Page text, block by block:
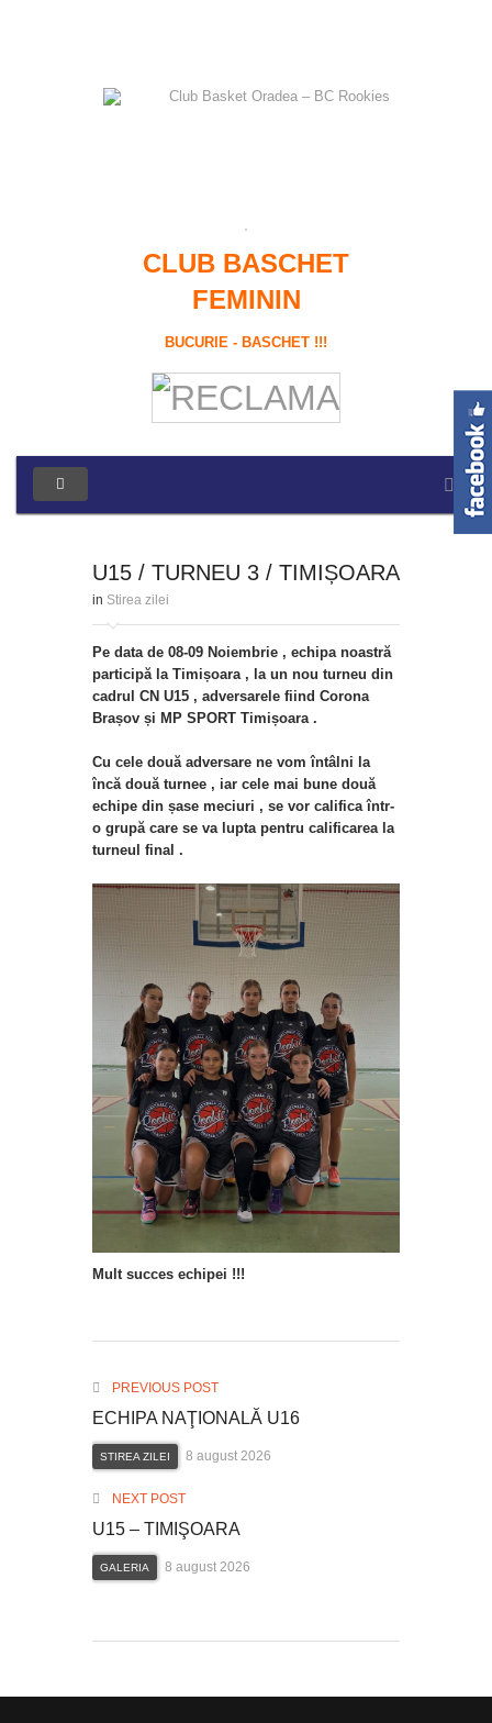
CLUB BASCHET
FEMININ
BUCURIE - BASCHET !!!
U15 / TURNEU 3 / TIMIȘOARA
in Stirea zilei
Pe data de 08-09 Noiembrie , echipa noastră
participă la Timișoara , la un nou turneu din
cadrul CN U15 , adversarele fiind Corona
Brașov și MP SPORT Timișoara .
Cu cele două adversare ne vom întâlni la
încă două turnee , iar cele mai bune două
echipe din șase meciuri , se vor califica într-
o grupă care se va lupta pentru calificarea la
turneul final .
Mult succes echipei !!!
PREVIOUS POST
ECHIPA NAŢIONALĂ U16
STIREA ZILEI 8 august 2026
NEXT POST
U15 – TIMIŞOARA
GALERIA 8 august 2026